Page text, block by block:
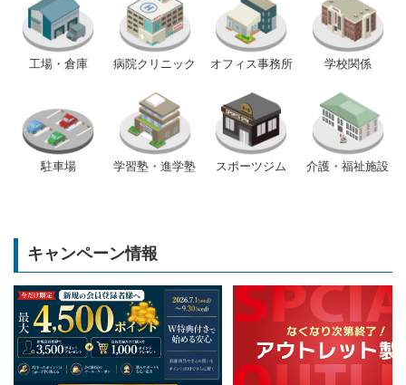
工場・倉庫 病院クリニック オフィス事務所 学校関係
駐車場 学習塾・進学塾 スポーツジム 介護・福祉施設
キャンペーン情報